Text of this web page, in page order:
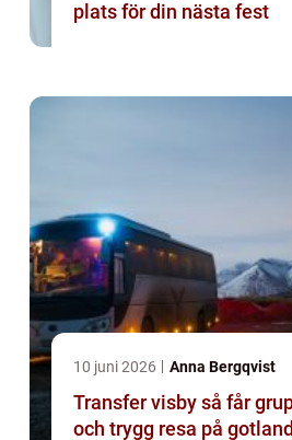
plats för din nästa fest
10 juni 2026 Anna Bergqvist
Transfer visby så får grupper en smidig
och trygg resa på gotland